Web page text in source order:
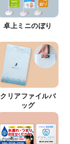
卓上ミニのぼり
クリアファイルバ
ッグ